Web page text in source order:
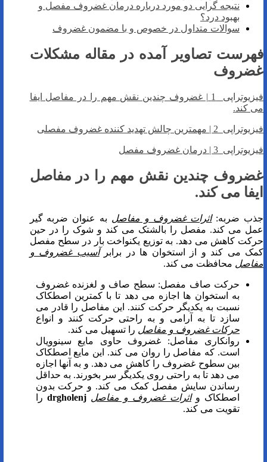
نتیجه گرایی دو مورد درباره درمان غضروف مفصل و
بهبود درد؟
سوالات متداول در خصوص و با مضمون غضروف
فهرست تصاویر آمده در مقاله مشکلات
غضروف
فیزیوتراپی 1 | غضروف چندین نقش مهم را در مفاصل ایفا
می کند.
فیزیوتراپی 2 | مهمترین چالش تهدید کننده غضروف مفصلی
فیزیوتراپی 3 | درمان غضروف مفصل
غضروف چندین نقش مهم را در مفاصل
ایفا می کند.
جذب ضربه:اثراتغضروف و مفاصل به عنوان ضربه گیر
عمل می کند. مفصل را بالشتک می کند و شوک را در حین
حرکت کاهش می دهد. به توزیع یکنواخت بار در سطح مفصل
کمک می کند و از استخوان ها در برابرآسیبغضروف و
مفاصل محافظت می کند.
حرکت صاف مفصل: سطح صاف و لغزنده غضروف
به استخوان ها اجازه می دهد تا با کمترین اصطکاک
نسبت به یکدیگر حرکت کنند. این مفاصل را قادر می
سازد تا به آرامی و به راحتی حرکت کنند و انواع
حرکاتغضروف و مفاصل را تسهیل می کند.
روانکاری مفاصل: غضروف حاوی مایع سینوویال
است. که مفاصل را روان می کند. این مایع اصطکاک
بین سطوح غضروف را کاهش می دهد. و به آنها اجازه
می دهد تا به راحتی روی یکدیگر سر بخورند. به حداقل
رساندن سایش مفصل کمک می کند. و حرکت بدون
اصطکاک واثراتغضروف و مفاصل drgholenj را
تقویت می کند.